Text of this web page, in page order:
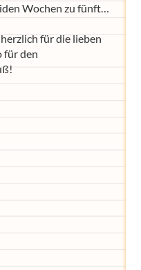
Wochen zu fünft…
für die lieben
für den